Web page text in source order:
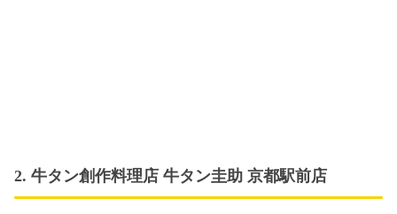
2. 牛タン創作料理店 牛タン圭助 京都駅前店